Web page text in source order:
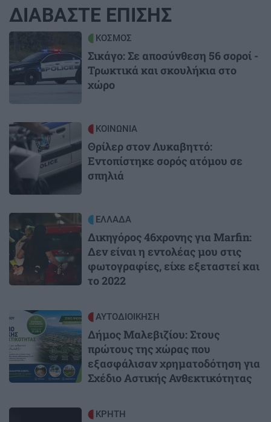
ΔΙΑΒΑΣΤΕ ΕΠΙΣΗΣ
ΚΟΣΜΟΣ
Σικάγο: Σε αποσύνθεση 56 σοροί -
Τρωκτικά και σκουλήκια στο
χώρο
Image ΚΟΙΝΩΝΙΑ
Θρίλερ στον Λυκαβηττό:
Εντοπίστηκε σορός ατόμου σε
σπηλιά
ΕΛΛΑΔΑ
Δικηγόρος 46χρονης για Marfin:
Δεν είναι η εντολέας μου στις
φωτογραφίες, είχε εξεταστεί και
το 2022
Image ΑΥΤΟΔΙΟΙΚΗΣΗ
Δήμος Μαλεβιζίου: Στους
πρώτους της χώρας που
εξασφάλισαν χρηματοδότηση για
Σχέδιο Αστικής Ανθεκτικότητας
ΚΡΗΤΗ